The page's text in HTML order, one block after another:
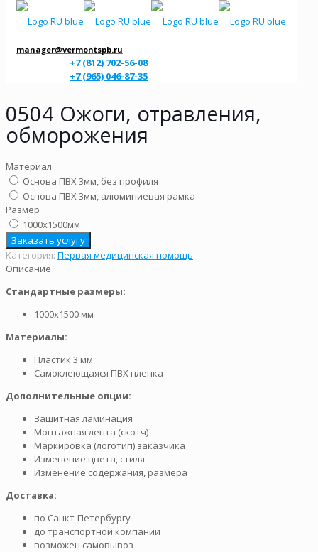
manager@vermontspb.ru
+7 (812) 702-56-08
+7 (965) 046-87-35
0504 Ожоги, отравления,
обморожения
Материал
Основа ПВХ 3мм, без профиля
Основа ПВХ 3мм, алюминиевая рамка
Размер
1000х1500мм
Заказать услугу
Категория: Первая медицинская помощь
Описание
Стандартные размеры:
1000х1500 мм
Материалы:
Пластик 3 мм
Самоклеющаяся ПВХ пленка
Дополнительные опции:
Защитная ламинация
Монтажная лента (скотч)
Маркировка (логотип) заказчика
Изменение цвета, стиля
Изменение содержания, размера
Доставка:
по Санкт-Петербургу
до транспортной компании
возможен самовывоз